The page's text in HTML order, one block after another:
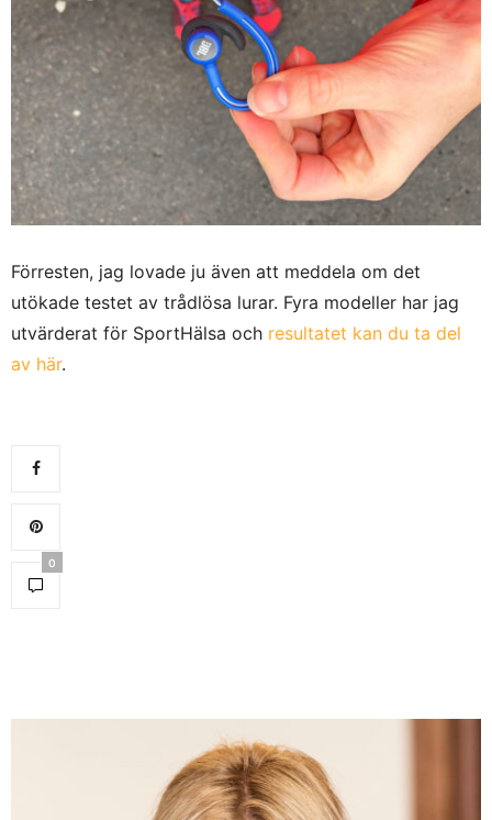
Förresten, jag lovade ju även att meddela om det
utökade testet av trådlösa lurar. Fyra modeller har jag
utvärderat för SportHälsa och resultatet kan du ta del
av här.
0